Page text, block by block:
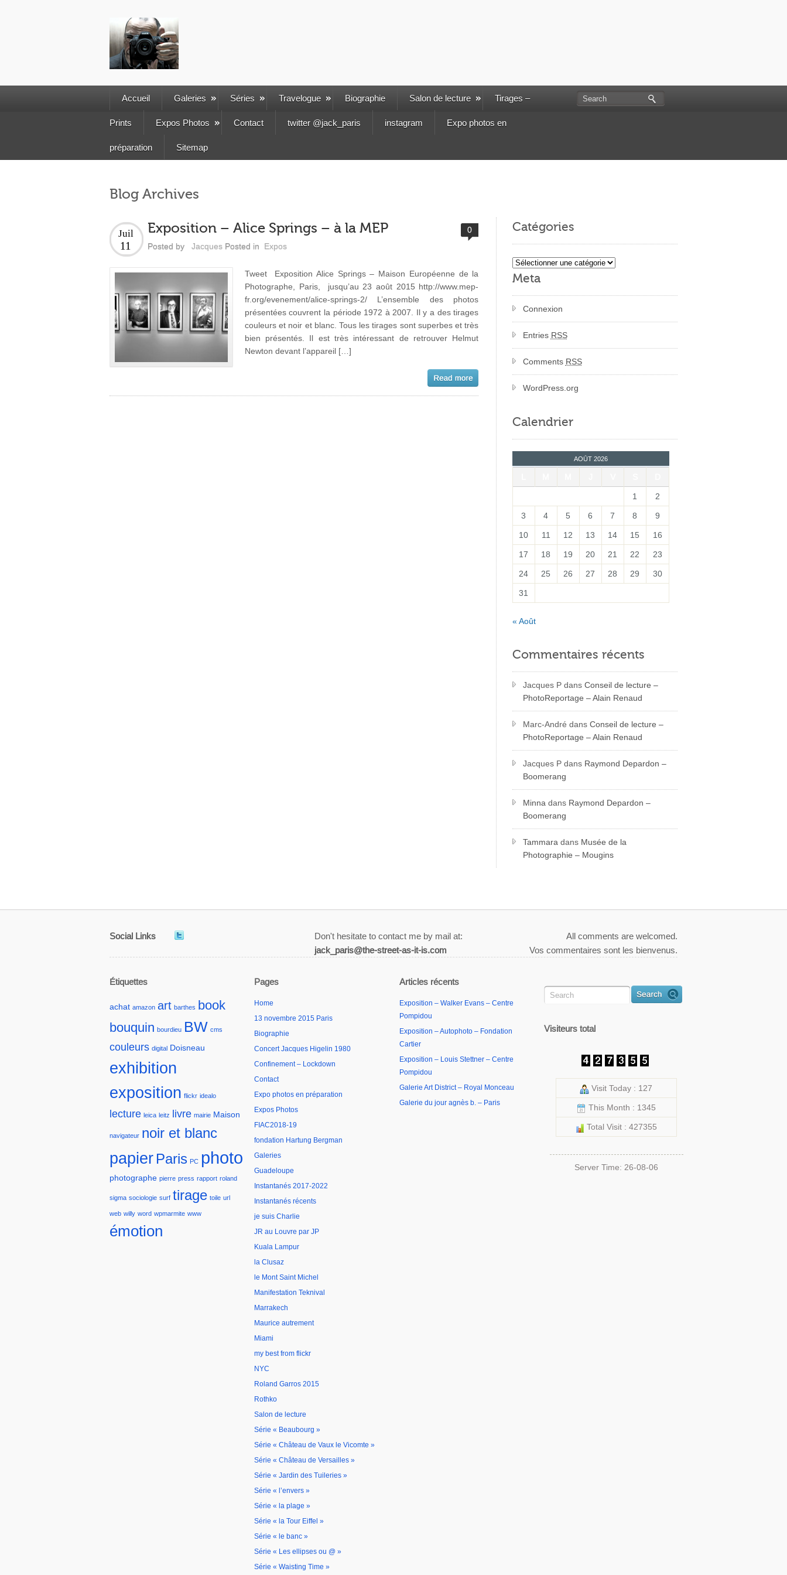
Accueil Galeries Séries Travelogue Biographie Salon de lecture Tirages –
Prints Expos Photos Contact twitter @jack_paris instagram Expo photos en
préparation Sitemap
Blog Archives
Exposition – Alice Springs – à la MEP
Juil
11 Posted by Jacques Posted in Expos
0
Tweet Exposition Alice Springs – Maison Européenne de la
Photographe, Paris, jusqu’au 23 août 2015 http://www.mep-
fr.org/evenement/alice-springs-2/ L’ensemble des photos
présentées couvrent la période 1972 à 2007. Il y a des tirages
couleurs et noir et blanc. Tous les tirages sont superbes et très
bien présentés. Il est très intéressant de retrouver Helmut
Newton devant l’appareil […]
Catégories
Catégories
Meta
Connexion
Entries RSS
Comments RSS
WordPress.org
Calendrier
AOÛT 2026
1 2
3 4 5 6 7 8 9
10 11 12 13 14 15 16
17 18 19 20 21 22 23
24 25 26 27 28 29 30
31
« Août
Commentaires récents
Jacques Pdans Conseil de lecture –
PhotoReportage – Alain Renaud
Marc-André dans Conseil de lecture –
PhotoReportage – Alain Renaud
Jacques Pdans Raymond Depardon –
Boomerang
Minna dans Raymond Depardon –
Boomerang
Tammara dans Musée de la
Photographie – Mougins
Social Links
Don't hesitate to contact me by mail at:
jack_paris@the-street-as-it-is.com
All comments are welcomed.
Vos commentaires sont les bienvenus.
Étiquettes
achat amazon art barthes book
bouquin bourdieu BW cms
couleurs digital Doisneau
exhibition
exposition flickr idealo
lecture leica leitz livre mairie Maison
navigateur noir et blanc
papier Paris PC photo
photographe pierre press rapport roland
sigma sociologie surf tirage toile url
web willy word wpmarmite www
émotion
Pages
Home
13 novembre 2015 Paris
Biographie
Concert Jacques Higelin 1980
Confinement – Lockdown
Contact
Expo photos en préparation
Expos Photos
FIAC2018-19
fondation Hartung Bergman
Galeries
Guadeloupe
Instantanés 2017-2022
Instantanés récents
je suis Charlie
JR au Louvre par JP
Kuala Lampur
la Clusaz
le Mont Saint Michel
Manifestation Teknival
Marrakech
Maurice autrement
Miami
my best from flickr
NYC
Roland Garros 2015
Rothko
Salon de lecture
Série « Beaubourg »
Série « Château de Vaux le Vicomte »
Série « Château de Versailles »
Série « Jardin des Tuileries »
Série « l’envers »
Série « la plage »
Série « la Tour Eiffel »
Série « le banc »
Série « Les ellipses ou @ »
Série « Waisting Time »
Articles récents
Exposition – Walker Evans – Centre
Pompidou
Exposition – Autophoto – Fondation
Cartier
Exposition – Louis Stettner – Centre
Pompidou
Galerie Art District – Royal Monceau
Galerie du jour agnès b. – Paris
Visiteurs total
Visit Today : 127
This Month : 1345
Total Visit : 427355
Server Time: 26-08-06